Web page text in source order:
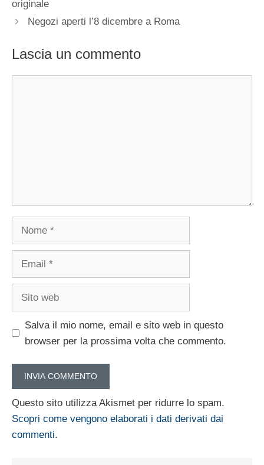
originale
Negozi aperti l’8 dicembre a Roma
Lascia un commento
Nome
Email
Sito
Salva il mio nome, email e sito web in questo
browser per la prossima volta che commento.
Questo sito utilizza Akismet per ridurre lo spam.
Scopri come vengono elaborati i dati derivati dai
commenti.